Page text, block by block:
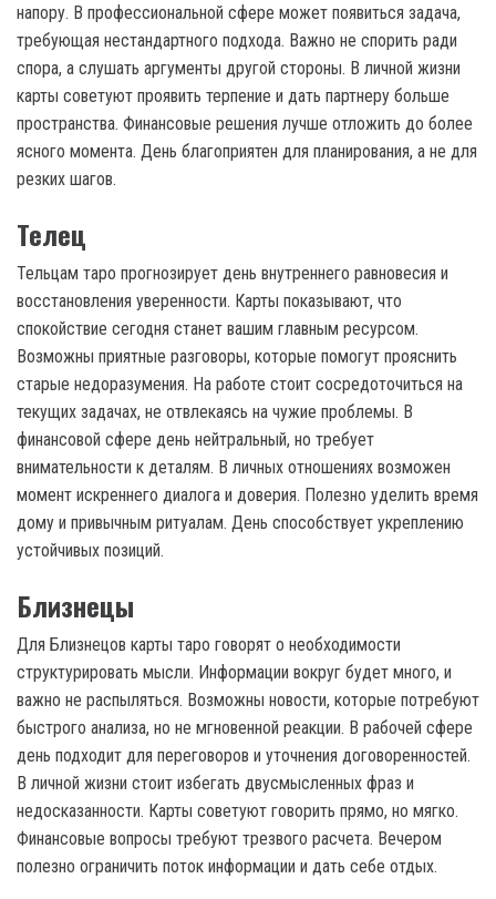
напору. В профессиональной сфере может появиться задача,
требующая нестандартного подхода. Важно не спорить ради
спора, а слушать аргументы другой стороны. В личной жизни
карты советуют проявить терпение и дать партнеру больше
пространства. Финансовые решения лучше отложить до более
ясного момента. День благоприятен для планирования, а не для
резких шагов.
Телец
Тельцам таро прогнозирует день внутреннего равновесия и
восстановления уверенности. Карты показывают, что
спокойствие сегодня станет вашим главным ресурсом.
Возможны приятные разговоры, которые помогут прояснить
старые недоразумения. На работе стоит сосредоточиться на
текущих задачах, не отвлекаясь на чужие проблемы. В
финансовой сфере день нейтральный, но требует
внимательности к деталям. В личных отношениях возможен
момент искреннего диалога и доверия. Полезно уделить время
дому и привычным ритуалам. День способствует укреплению
устойчивых позиций.
Близнецы
Для Близнецов карты таро говорят о необходимости
структурировать мысли. Информации вокруг будет много, и
важно не распыляться. Возможны новости, которые потребуют
быстрого анализа, но не мгновенной реакции. В рабочей сфере
день подходит для переговоров и уточнения договоренностей.
В личной жизни стоит избегать двусмысленных фраз и
недосказанности. Карты советуют говорить прямо, но мягко.
Финансовые вопросы требуют трезвого расчета. Вечером
полезно ограничить поток информации и дать себе отдых.